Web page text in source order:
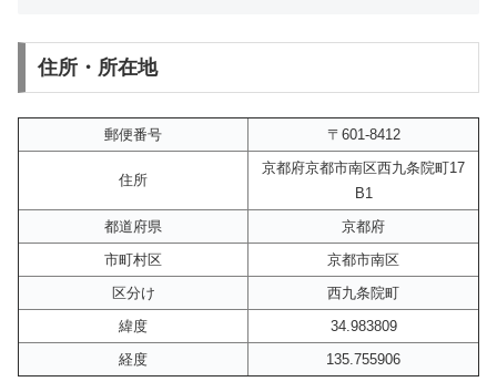
住所・所在地
郵便番号 〒601-8412
住所
京都府京都市南区西九条院町17
B1
都道府県
京都府
市町村区
京都市南区
区分け
西九条院町
緯度
34.983809
経度
135.755906